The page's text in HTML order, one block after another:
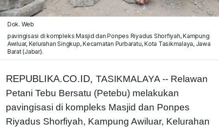
Dok. Web
pavingisasi di kompleks Masjid dan Ponpes Riyadus Shorfiyah, Kampung
Awiluar, Kelurahan Singkup, Kecamatan Purbaratu, Kota Tasikmalaya, Jawa
Barat (Jabar).
REPUBLIKA.CO.ID, TASIKMALAYA -- Relawan
Petani Tebu Bersatu (Petebu) melakukan
pavingisasi di kompleks Masjid dan Ponpes
Riyadus Shorfiyah, Kampung Awiluar, Kelurahan